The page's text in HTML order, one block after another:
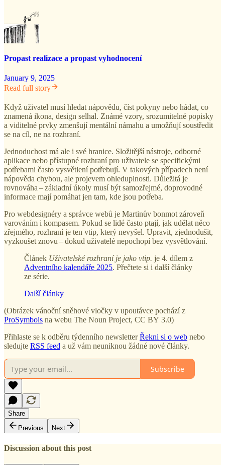
Propast realizace a propast vyhodnocení
January 9, 2025
Read full story
Když uživatel musí hledat nápovědu, číst pokyny nebo hádat, co
znamená ikona, design selhal. Známé vzory, srozumitelné popisky
a viditelné prvky zmenšují mentální námahu a umožňují soustředit
se na cíl, ne na rozhraní.
Jednoduchost má ale i své hranice. Složitější nástroje, odborné
aplikace nebo přístupné rozhraní pro uživatele se specifickými
potřebami často vysvětlení potřebují. V takových případech není
nápověda chybou, ale projevem ohleduplnosti. Důležitá je
rovnováha – základní úkoly musí být samozřejmé, doprovodné
informace mají pomáhat jen tam, kde jsou potřeba.
Pro webdesignéry a správce webů je Martinův bonmot zároveň
varováním i kompasem. Pokud se lidé často ptají, jak udělat něco
zřejmého, rozhraní je ten vtip, který nevyšel. Upravit, zjednodušit,
vyzkoušet znovu – dokud uživatelé nepochopí bez vysvětlování.
Článek Uživatelské rozhraní je jako vtip. je 4. dílem z
Adventního kalendáře 2025. Přečtete si i další články
ze série.
Další články
(Obrázek vánoční sněhové vločky v upoutávce pochází z
ProSymbols na webu The Noun Project, CC BY 3.0)
Přihlaste se k odběru týdenního newsletterŘekni si o web nebo
sledujte RSS feed a už vám neuniknou žádné nové články.
Subscribe
Share
Previous
Next
Discussion about this post